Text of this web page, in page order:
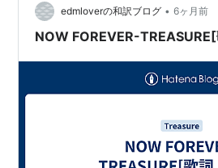
前後の記事や、 まとめ記事もぜひ
の記事…
edmloverの和訳ブログ • 6ヶ月前
NOW FOREVER-